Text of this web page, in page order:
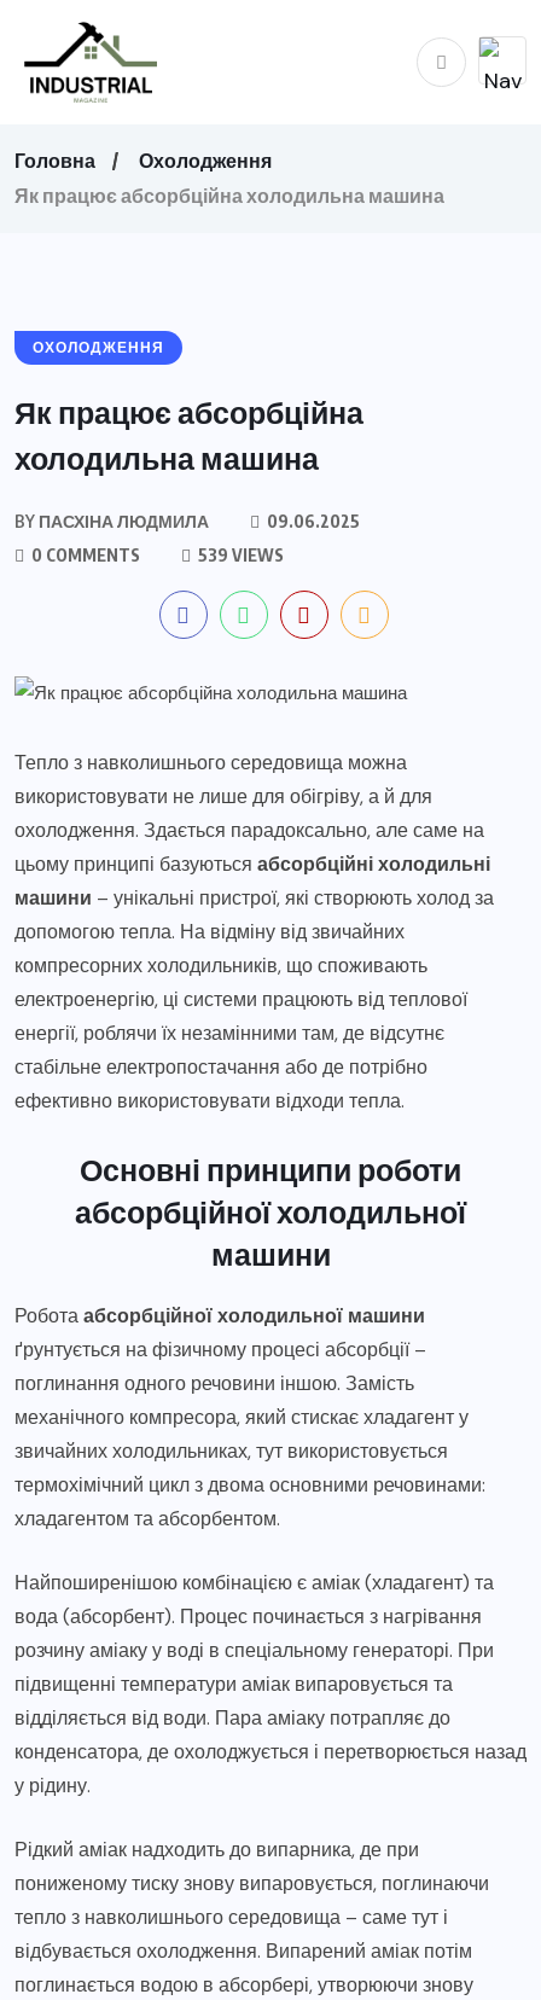
Головна
Охолодження
Як працює абсорбційна холодильна машина
ОХОЛОДЖЕННЯ
Як працює абсорбційна
холодильна машина
BY ПАСХІНА ЛЮДМИЛА
09.06.2025
0 COMMENTS
539 VIEWS
Тепло з навколишнього середовища можна
використовувати не лише для обігріву, а й для
охолодження. Здається парадоксально, але саме на
цьому принципі базуються абсорбційні холодильні
машини – унікальні пристрої, які створюють холод за
допомогою тепла. На відміну від звичайних
компресорних холодильників, що споживають
електроенергію, ці системи працюють від теплової
енергії, роблячи їх незамінними там, де відсутнє
стабільне електропостачання або де потрібно
ефективно використовувати відходи тепла.
Основні принципи роботи
абсорбційної холодильної
машини
Роботаабсорбційної холодильної машини
ґрунтується на фізичному процесі абсорбції –
поглинання одного речовини іншою. Замість
механічного компресора, який стискає хладагент у
звичайних холодильниках, тут використовується
термохімічний цикл з двома основними речовинами:
хладагентом та абсорбентом.
Найпоширенішою комбінацією є аміак (хладагент) та
вода (абсорбент). Процес починається з нагрівання
розчину аміаку у воді в спеціальному генераторі. При
підвищенні температури аміак випаровується та
відділяється від води. Пара аміаку потрапляє до
конденсатора, де охолоджується і перетворюється назад
у рідину.
Рідкий аміак надходить до випарника, де при
пониженому тиску знову випаровується, поглинаючи
тепло з навколишнього середовища – саме тут і
відбувається охолодження. Випарений аміак потім
поглинається водою в абсорбері, утворюючи знову